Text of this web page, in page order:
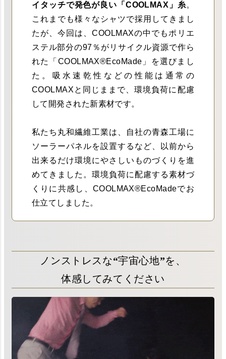
イタッチで発色が良い「COOLMAX」糸。
これまでも様々なシャツで採用してきまし
たが、今回は、COOLMAXの中でもポリエ
ステル部分の97％がリサイクル資源で作ら
れた「COOLMAX®EcoMade」を選びまし
た。吸水速乾性などの性能は通常の
COOLMAXと同じままで、環境負荷に配慮
して開発された新素材です。
私たち丸和繊維工業は、自社の青森工場に
ソーラーパネルを設置するなど、以前から
出来るだけ環境にやさしいものづくりを進
めてきました。環境負荷に配慮する素材づ
くりに共感し、COOLMAX®EcoMadeでお
仕立てしました。
ノンストレスな“宇宙心地”を、
体感してみてください